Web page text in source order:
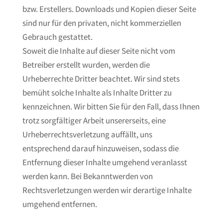
bzw. Erstellers. Downloads und Kopien dieser Seite
sind nur für den privaten, nicht kommerziellen
Gebrauch gestattet.
Soweit die Inhalte auf dieser Seite nicht vom
Betreiber erstellt wurden, werden die
Urheberrechte Dritter beachtet. Wir sind stets
bemüht solche Inhalte als Inhalte Dritter zu
kennzeichnen. Wir bitten Sie für den Fall, dass Ihnen
trotz sorgfältiger Arbeit unsererseits, eine
Urheberrechtsverletzung auffällt, uns
entsprechend darauf hinzuweisen, sodass die
Entfernung dieser Inhalte umgehend veranlasst
werden kann. Bei Bekanntwerden von
Rechtsverletzungen werden wir derartige Inhalte
umgehend entfernen.